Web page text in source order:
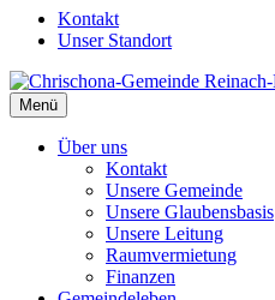
Kontakt
Unser Standort
Menü
Über uns
Kontakt
Unsere Gemeinde
Unsere Glaubensbasis
Unsere Leitung
Raumvermietung
Finanzen